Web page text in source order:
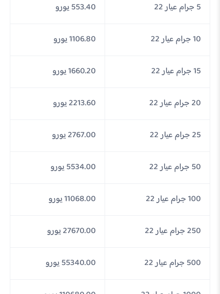
5 جرام عيار 22 553.40 يورو
10 جرام عيار 22 1106.80 يورو
15 جرام عيار 22 1660.20 يورو
20 جرام عيار 22 2213.60 يورو
25 جرام عيار 22 2767.00 يورو
50 جرام عيار 22 5534.00 يورو
100 جرام عيار 22 11068.00 يورو
250 جرام عيار 22 27670.00 يورو
500 جرام عيار 22 55340.00 يورو